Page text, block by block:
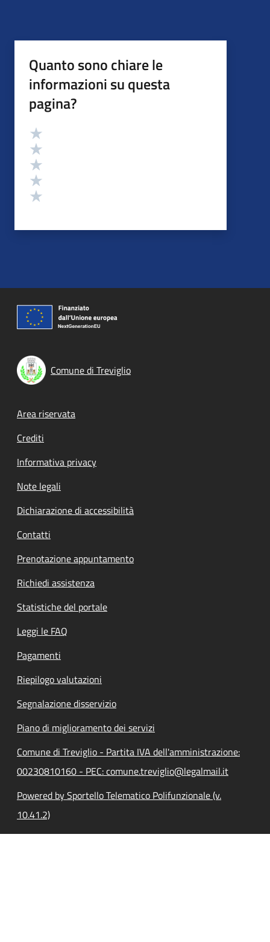
Quanto sono chiare le
informazioni su questa
pagina?
Valutazione
Comune di Treviglio
Footer menu
Area riservata
Crediti
Informativa privacy
Note legali
Dichiarazione di accessibilità
Contatti
Prenotazione appuntamento
Richiedi assistenza
Statistiche del portale
Leggi le FAQ
Pagamenti
Riepilogo valutazioni
Segnalazione disservizio
Piano di miglioramento dei servizi
Comune di Treviglio - Partita IVA dell'amministrazione:
00230810160 - PEC: comune.treviglio@legalmail.it
Powered by Sportello Telematico Polifunzionale (v.
10.41.2)